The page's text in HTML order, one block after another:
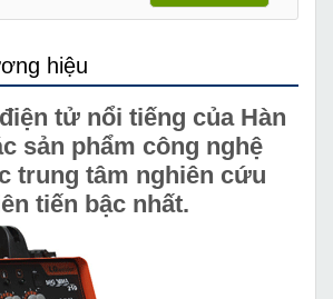
hiệu
tử nổi tiếng của Hàn
sản phẩm công nghệ
trung tâm nghiên cứu
tiến bậc nhất.